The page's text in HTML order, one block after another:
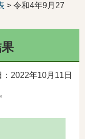
> 令和4年9月27
：2022年10月11日